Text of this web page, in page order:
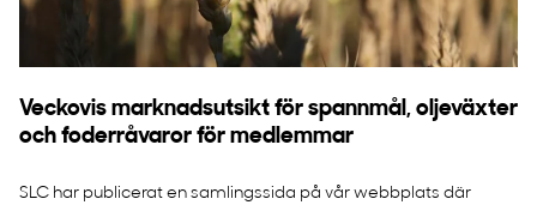
Veckovis marknadsutsikt för spannmål, oljeväxter
och foderråvaror för medlemmar
SLC har publicerat en samlingssida på vår webbplats där